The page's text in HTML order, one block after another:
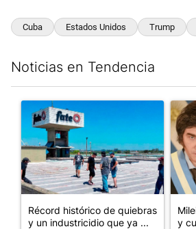
Cuba Estados Unidos Trump
Noticias en Tendencia
Un artículo de tendencia con el título
Récord histórico de quiebras
y un industricidio que ya ...
Un
y